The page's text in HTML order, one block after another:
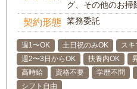
グ、その他のお掃
契約形態 業務委託
週1〜OK 土日祝のみOK
ス
週2〜3日からOK
扶養内OK
高時給
資格不要 学歴不問
シフト自由